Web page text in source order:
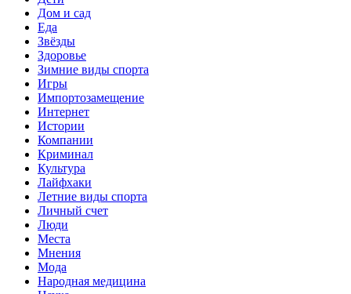
Дом и сад
Еда
Звёзды
Здоровье
Зимние виды спорта
Игры
Импортозамещение
Интернет
Истории
Компании
Криминал
Культура
Лайфхаки
Летние виды спорта
Личный счет
Люди
Места
Мнения
Мода
Народная медицина